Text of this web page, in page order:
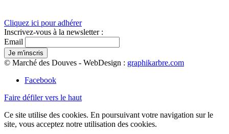
Cliquez ici pour adhérer
Inscrivez-vous à la newsletter :
Email
© Marché des Douves - WebDesign : graphikarbre.com
Facebook
Faire défiler vers le haut
Ce site utilise des cookies. En poursuivant votre navigation sur le
site, vous acceptez notre utilisation des cookies.